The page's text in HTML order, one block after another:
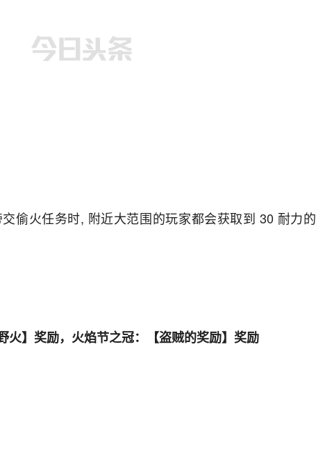
偷火任务时, 附近大范围的玩家都会获取到 30 耐力的
火】奖励，火焰节之冠：【盗贼的奖励】奖励